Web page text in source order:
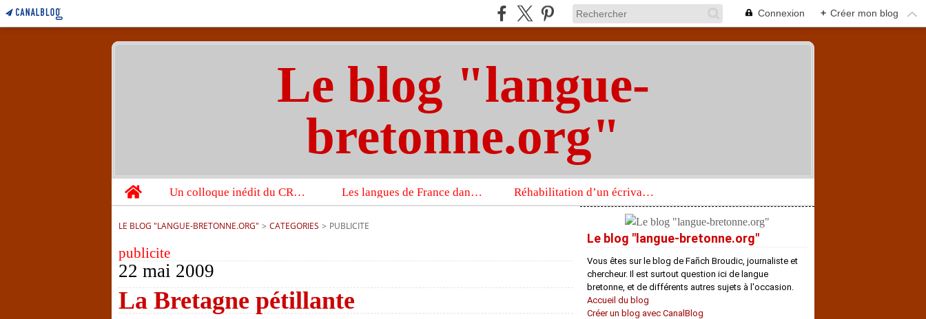
Connexion + Créer mon blog
Le blog "langue-
bretonne.org"
Home
Un colloque inédit du CRBC sur les victimes de l’année 1944 Les langues de France dans un imposant ouvrage sur la langue française que publient les Presses universitaires d’Oxford Réhabilitation d’un écrivain de langue bretonne aujourd’hui mal connu et méconnu
LE BLOG "LANGUE-BRETONNE.ORG" > CATEGORIES > PUBLICITE
publicite
22 mai 2009
La Bretagne pétillante
Le blog "langue-bretonne.org"
Vous êtes sur le blog de Fañch Broudic, journaliste et
chercheur. Il est surtout question ici de langue
bretonne, et de différents autres sujets à l'occasion.
Accueil du blog
Créer un blog avec CanalBlog